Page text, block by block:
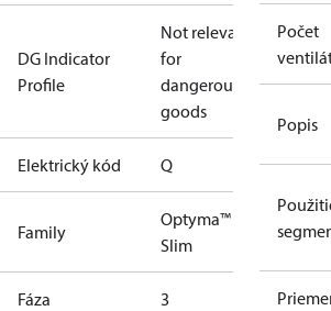
DG Indicator
Profile
Not relevant
for
dangerous
goods
Elektrický kód Q
Family
Optyma™
Slim
Fáza 3
Počet
Popis